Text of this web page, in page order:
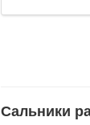
Сальники